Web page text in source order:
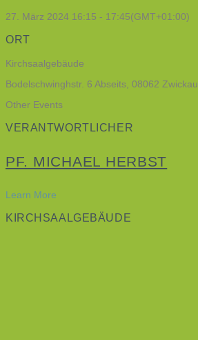
27. März 2024 16:15 - 17:45(GMT+01:00)
ORT
Kirchsaalgebäude
Bodelschwinghstr. 6 Abseits, 08062 Zwickau
Other Events
VERANTWORTLICHER
PF. MICHAEL HERBST
Learn More
KIRCHSAALGEBÄUDE